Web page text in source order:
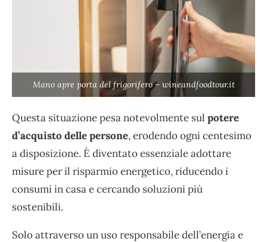
Mano apre porta del frigorifero – wineandfoodtour.it
Questa situazione pesa notevolmente sul potere
d’acquisto delle persone, erodendo ogni centesimo
a disposizione. È diventato essenziale adottare
misure per il risparmio energetico, riducendo i
consumi in casa e cercando soluzioni più
sostenibili.
Solo attraverso un uso responsabile dell’energia e